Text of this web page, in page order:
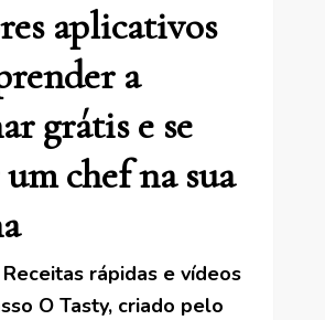
aplicativos
a
grátis e se
chef na sua
rápidas e vídeos
O Tasty, criado pelo